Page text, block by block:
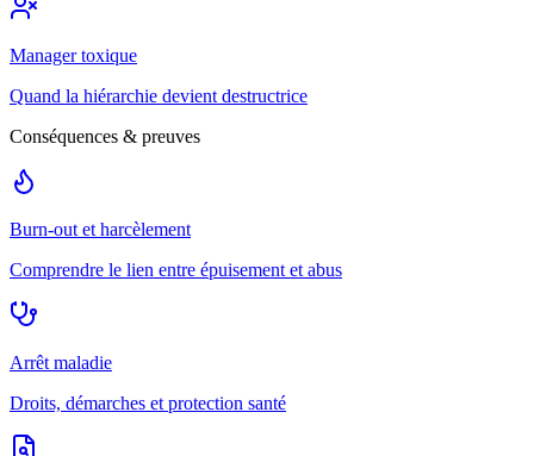
Manager toxique
Quand la hiérarchie devient destructrice
Conséquences & preuves
Burn-out et harcèlement
Comprendre le lien entre épuisement et abus
Arrêt maladie
Droits, démarches et protection santé